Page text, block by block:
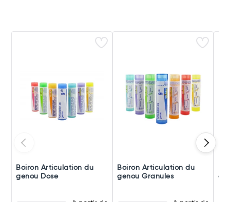
Boiron Articulation du
genou Dose
Boiron Articulation du
genou Granules